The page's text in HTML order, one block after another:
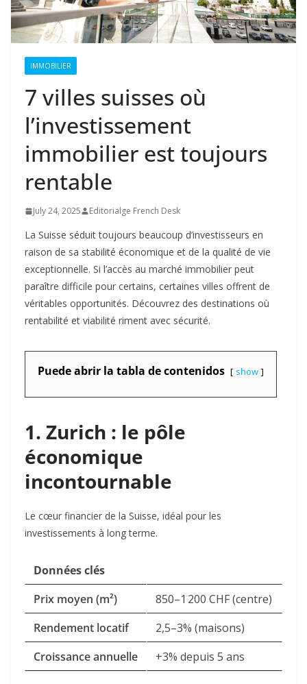
IMMOBILIER
7 villes suisses où
l’investissement
immobilier est toujours
rentable
July 24, 2025 Editorialge French Desk
La Suisse séduit toujours beaucoup d’investisseurs en
raison de sa stabilité économique et de la qualité de vie
exceptionnelle. Si l’accès au marché immobilier peut
paraître difficile pour certains, certaines villes offrent de
véritables opportunités. Découvrez des destinations où
rentabilité et viabilité riment avec sécurité.
Puede abrir la tabla de contenidos show
1. Zurich : le pôle
économique
incontournable
Le cœur financier de la Suisse, idéal pour les
investissements à long terme.
Données clés
Prix moyen (m²)
850–1 200 CHF (centre)
Rendement locatif
2,5–3% (maisons)
Croissance annuelle
+3% depuis 5 ans